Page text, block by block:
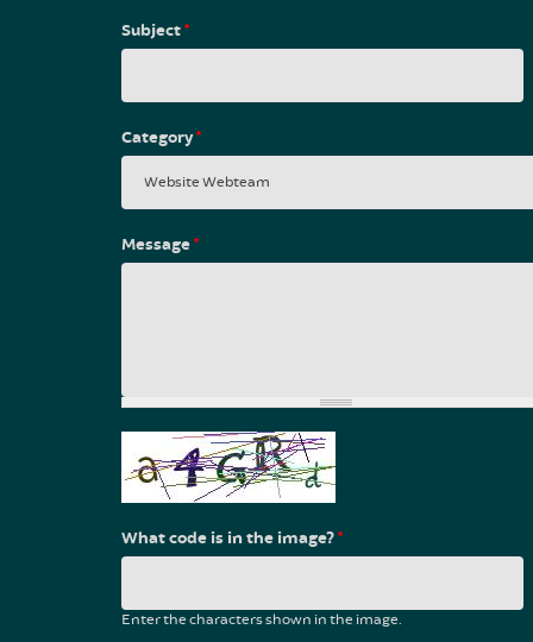
Subject*
Category*
Message*
What code is in the image?*
Enter the characters shown in the image.